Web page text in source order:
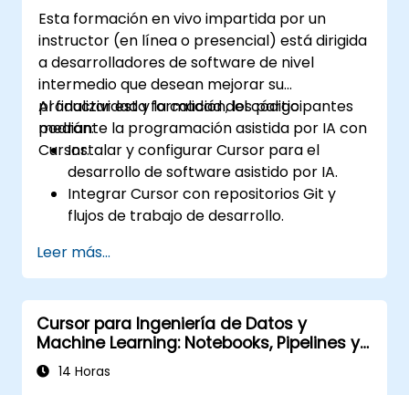
Esta formación en vivo impartida por un
instructor (en línea o presencial) está dirigida
a desarrolladores de software de nivel
intermedio que desean mejorar su
productividad y la calidad del código
mediante la programación asistida por IA con
Cursor.
Al finalizar esta formación, los participantes
podrán:
Instalar y configurar Cursor para el
desarrollo de software asistido por IA.
Integrar Cursor con repositorios Git y
flujos de trabajo de desarrollo.
depurar y optimizar código.
Aprovechar las capacidades de IA para la
refactorización, documentación y
pruebas.
Leer más...
Cursor para Ingeniería de Datos y
Machine Learning: Notebooks, Pipelines y
Model Ops
14 Horas